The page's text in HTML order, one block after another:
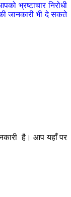
भ्रष्टाचार निरोधी
जानकारी भी दे सकते
है। आप यहाँ पर